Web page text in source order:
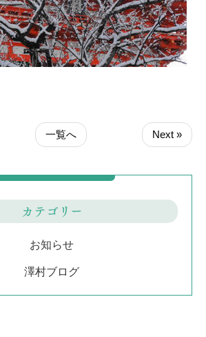
一覧へ Next »
カテゴリー
お知らせ
澤村ブログ